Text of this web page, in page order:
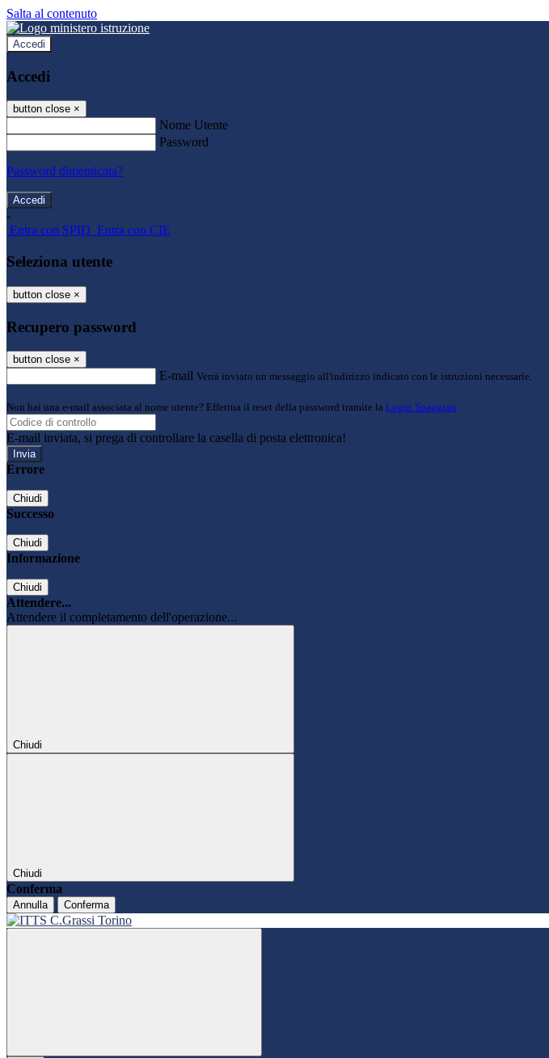
Salta al contenuto
Accedi
Accedi
button close ×
Nome Utente
Password
Password dimenticata?
-
Entra con SPID Entra con CIE
Seleziona utente
button close ×
Recupero password
button close ×
E-mail Verrà inviato un messaggio all'indirizzo indicato con le istruzioni necessarie.
Non hai una e-mail associata al nome utente? Effettua il reset della password tramite la Login Spaggiari
E-mail inviata, si prega di controllare la casella di posta elettronica!
Errore
Chiudi
Successo
Chiudi
Informazione
Chiudi
Attendere...
Attendere il completamento dell'operazione...
Chiudi
Chiudi
Conferma
Annulla Conferma